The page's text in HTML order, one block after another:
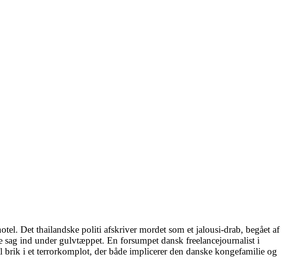
Det thailandske politi afskriver mordet som et jalousi-drab, begået af
ind under gulvtæppet. En forsumpet dansk freelancejournalist i
brik i et terrorkomplot, der både implicerer den danske kongefamilie og